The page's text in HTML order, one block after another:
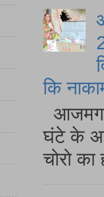
कि
घंटे के
चोरो